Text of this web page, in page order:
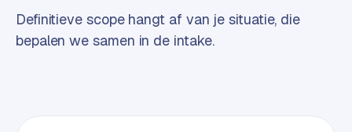
l
5
y
Definitieve scope hangt af van je situatie, die
bepalen we samen in de intake.